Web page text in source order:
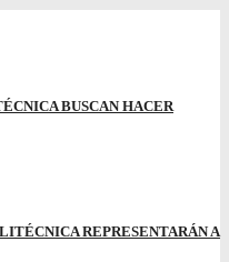
BUSCAN HACER
REPRESENTARÁN A